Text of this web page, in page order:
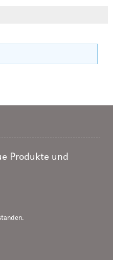
Produkte und